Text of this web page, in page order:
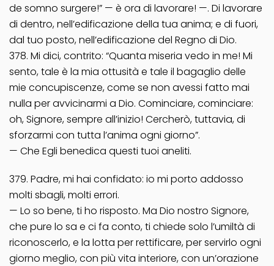
de somno surgere!” — è ora di lavorare! —. Di lavorare
di dentro, nell’edificazione della tua anima; e di fuori,
dal tuo posto, nell’edificazione del Regno di Dio.
378. Mi dici, contrito: “Quanta miseria vedo in me! Mi
sento, tale è la mia ottusità e tale il bagaglio delle
mie concupiscenze, come se non avessi fatto mai
nulla per avvicinarmi a Dio. Cominciare, cominciare:
oh, Signore, sempre all’inizio! Cercherò, tuttavia, di
sforzarmi con tutta l’anima ogni giorno”.
— Che Egli benedica questi tuoi aneliti.
379. Padre, mi hai confidato: io mi porto addosso
molti sbagli, molti errori.
— Lo so bene, ti ho risposto. Ma Dio nostro Signore,
che pure lo sa e ci fa conto, ti chiede solo l’umiltà di
riconoscerlo, e la lotta per rettificare, per servirlo ogni
giorno meglio, con più vita interiore, con un’orazione